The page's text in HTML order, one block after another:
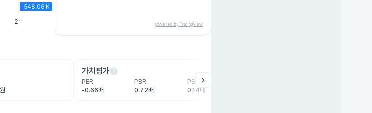
powered by TradingView
가치평가help
PER
-0.66배
PBR
0.72배
PSR
0.14배
chevron_right